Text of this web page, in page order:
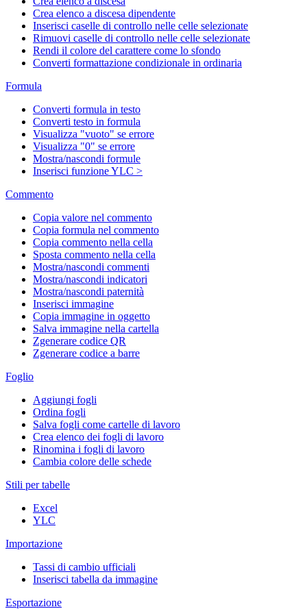
Crea elenco a discesa dipendente
Inserisci caselle di controllo nelle celle selezionate
Rimuovi caselle di controllo nelle celle selezionate
Rendi il colore del carattere come lo sfondo
Converti formattazione condizionale in ordinaria
Formula
Converti formula in testo
Converti testo in formula
Visualizza "vuoto" se errore
Visualizza "0" se errore
Mostra/nascondi formule
Inserisci funzione YLC >
Commento
Copia valore nel commento
Copia formula nel commento
Copia commento nella cella
Sposta commento nella cella
Mostra/nascondi commenti
Mostra/nascondi indicatori
Mostra/nascondi paternità
Inserisci immagine
Copia immagine in oggetto
Salva immagine nella cartella
Zgenerare codice QR
Zgenerare codice a barre
Foglio
Aggiungi fogli
Ordina fogli
Salva fogli come cartelle di lavoro
Crea elenco dei fogli di lavoro
Rinomina i fogli di lavoro
Cambia colore delle schede
Stili per tabelle
Excel
YLC
Importazione
Tassi di cambio ufficiali
Inserisci tabella da immagine
Esportazione